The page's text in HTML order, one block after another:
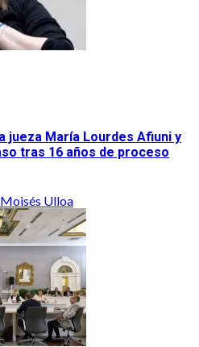
jueza María Lourdes Afiuni y
tras 16 años de proceso
Moisés Ulloa